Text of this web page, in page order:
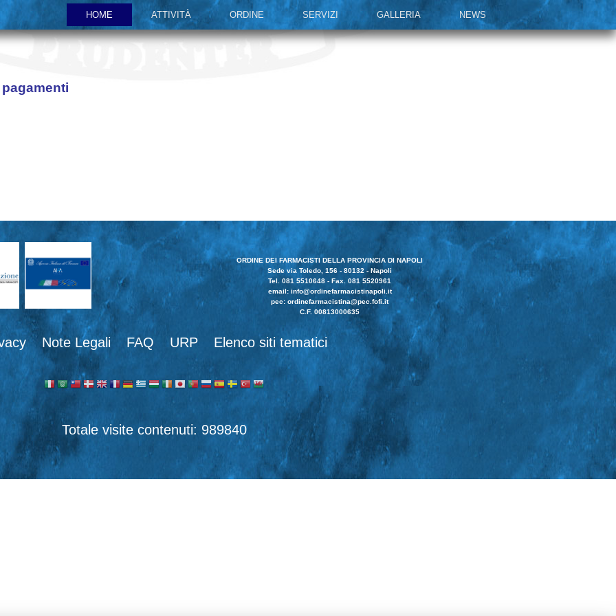
HOME ATTIVITÀ ORDINE SERVIZI GALLERIA NEWS
ORDINE DEI FARMACISTI DELLA PROVINCIA DI NAPOLI
Sede via Toledo, 156 - 80132 - Napoli
Tel. 081 5510648 - Fax. 081 5520961
email: info@ordinefarmacistinapoli.it
pec: ordinefarmacistina@pec.fofi.it
C.F. 00813000635
Note Legali FAQ URP Elenco siti tematici
989840